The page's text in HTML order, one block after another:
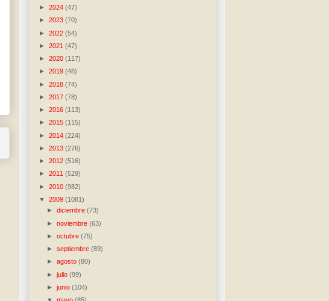
► 2024 (47)
► 2023 (70)
► 2022 (54)
► 2021 (47)
► 2020 (117)
► 2019 (48)
► 2018 (74)
► 2017 (78)
► 2016 (113)
► 2015 (115)
► 2014 (224)
► 2013 (276)
► 2012 (516)
► 2011 (529)
► 2010 (982)
▼ 2009 (1081)
►diciembre(73)
►noviembre(63)
►octubre(75)
►septiembre(89)
►agosto(80)
►julio(99)
►junio(104)